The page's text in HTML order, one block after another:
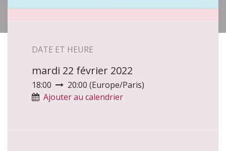
DATE ET HEURE
mardi 22 février 2022
18:00 20:00 (Europe/Paris)
Ajouter au calendrier